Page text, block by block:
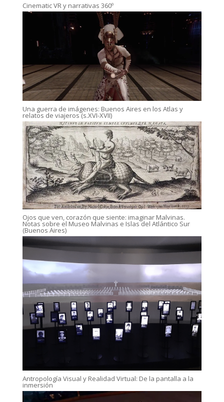
Cinematic VR y narrativas 360º
Una guerra de imágenes: Buenos Aires en los Atlas y
relatos de viajeros (s.XVI-XVII)
Ojos que ven, corazón que siente: imaginar Malvinas.
Notas sobre el Museo Malvinas e Islas del Atlántico Sur
(Buenos Aires)
Antropología Visual y Realidad Virtual: De la pantalla a la
inmersión